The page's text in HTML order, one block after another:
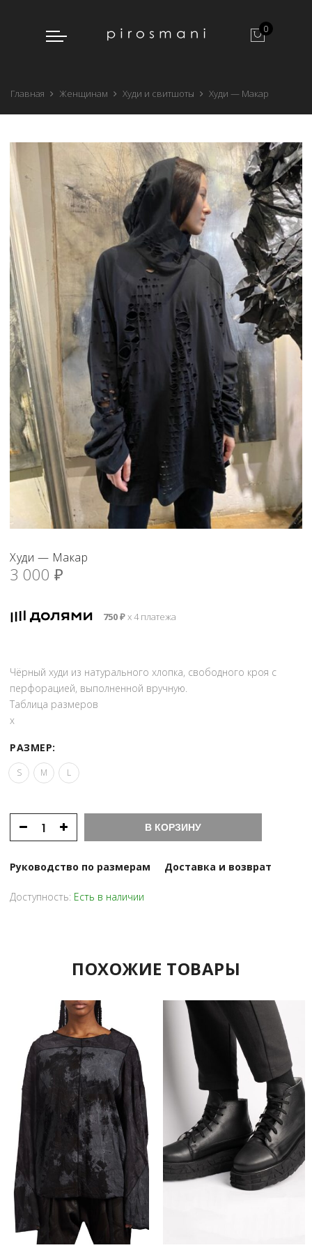
0
Главная Женщинам Худи и свитшоты Худи — Макар
Худи — Макар
3 000 ₽
750₽х 4 платежа
Чёрный худи из натурального хлопка, свободного кроя с
перфорацией, выполненной вручную.
Таблица размеров
x
РАЗМЕР:
S M L
В КОРЗИНУ
Руководство по размерам Доставка и возврат
Доступность: Есть в наличии
ПОХОЖИЕ ТОВАРЫ